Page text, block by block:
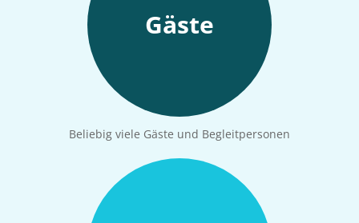
Gäste
Beliebig viele Gäste und Begleitpersonen